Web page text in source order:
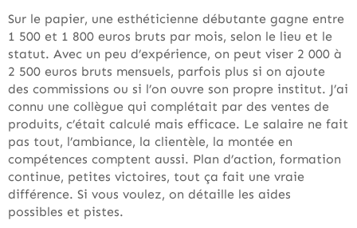
Sur le papier, une esthéticienne débutante gagne entre
1 500 et 1 800 euros bruts par mois, selon le lieu et le
statut. Avec un peu d’expérience, on peut viser 2 000 à
2 500 euros bruts mensuels, parfois plus si on ajoute
des commissions ou si l’on ouvre son propre institut. J’ai
connu une collègue qui complétait par des ventes de
produits, c’était calculé mais efficace. Le salaire ne fait
pas tout, l’ambiance, la clientèle, la montée en
compétences comptent aussi. Plan d’action, formation
continue, petites victoires, tout ça fait une vraie
différence. Si vous voulez, on détaille les aides
possibles et pistes.